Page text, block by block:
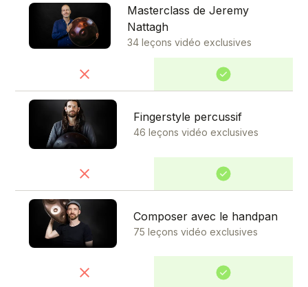
Masterclass de Jeremy
Nattagh
34 leçons vidéo exclusives
Fingerstyle percussif
46 leçons vidéo exclusives
Composer avec le handpan
75 leçons vidéo exclusives